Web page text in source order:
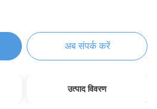
अब संपर्क करें
उत्पाद विवरण